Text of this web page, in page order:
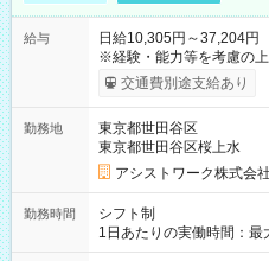
給与
日給10,305円～37,204円
※経験・能力等を考慮の上、
間】試用期間なし
交通費別途支給あり
勤務地
東京都世田谷区
東京都世田谷区桜上水
アシストワーク株式会社
勤務時間
シフト制
1日あたりの実働時間：
勤務 勤務：月・水・金 休み：火・